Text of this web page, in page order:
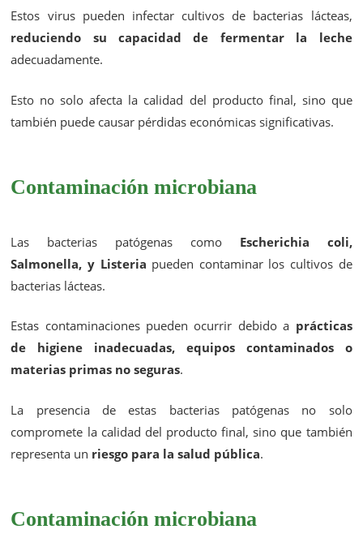
Estos virus pueden infectar cultivos de bacterias lácteas,
reduciendo su capacidad de fermentar la leche
adecuadamente.
Esto no solo afecta la calidad del producto final, sino que
también puede causar pérdidas económicas significativas.
Contaminación microbiana
Las bacterias patógenas como Escherichia coli,
Salmonella, y Listeria pueden contaminar los cultivos de
bacterias lácteas.
Estas contaminaciones pueden ocurrir debido a prácticas
de higiene inadecuadas, equipos contaminados o
materias primas no seguras.
La presencia de estas bacterias patógenas no solo
compromete la calidad del producto final, sino que también
representa un riesgo para la salud pública.
Contaminación microbiana